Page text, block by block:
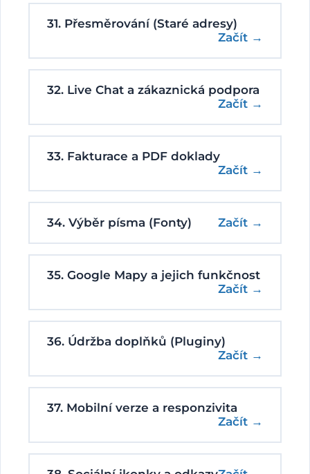
31. Přesměrování (Staré adresy)
Začít →
32. Live Chat a zákaznická podpora
Začít →
33. Fakturace a PDF doklady
Začít →
34. Výběr písma (Fonty) Začít →
35. Google Mapy a jejich funkčnost
Začít →
36. Údržba doplňků (Pluginy)
Začít →
37. Mobilní verze a responzivita
Začít →